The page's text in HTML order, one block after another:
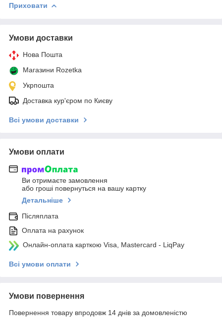
Приховати
Умови доставки
Нова Пошта
Магазини Rozetka
Укрпошта
Доставка кур'єром по Києву
Всі умови доставки
Умови оплати
Ви отримаєте замовлення
або гроші повернуться на вашу картку
Детальніше
Післяплата
Оплата на рахунок
Онлайн-оплата карткою Visa, Mastercard - LiqPay
Всі умови оплати
Умови повернення
Повернення товару впродовж 14 днів за домовленістю